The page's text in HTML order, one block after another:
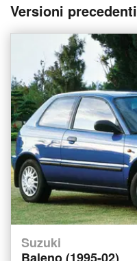
Versioni precedenti
Suzuki